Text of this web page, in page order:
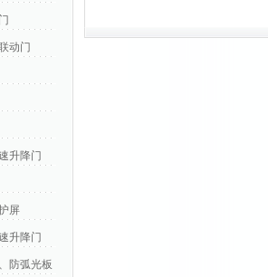
动门
升降门
屏
升降门
防弧光板